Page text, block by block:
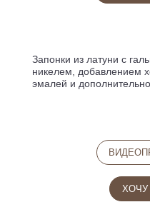
Запонки из латуни с
никелем, добавлением
эмалей и